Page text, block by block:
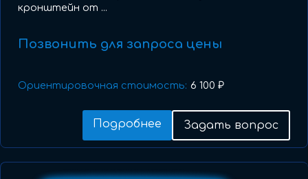
кронштейн от ...
Позвонить для запроса цены
Ориентировочная стоимость: 6 100 ₽
Подробнее Задать вопрос